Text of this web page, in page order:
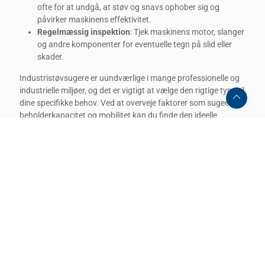
ofte for at undgå, at støv og snavs ophober sig og
påvirker maskinens effektivitet.
Regelmæssig inspektion: Tjek maskinens motor, slanger
og andre komponenter for eventuelle tegn på slid eller
skader.
Industristøvsugere er uundværlige i mange professionelle og
industrielle miljøer, og det er vigtigt at vælge den rigtige type til
dine specifikke behov. Ved at overveje faktorer som sugeevne,
beholderkapacitet og mobilitet kan du finde den ideelle